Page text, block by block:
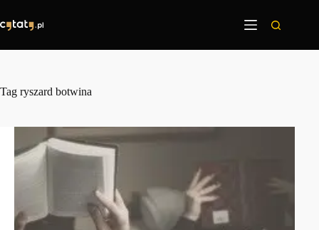
treści
Tag ryszard botwina